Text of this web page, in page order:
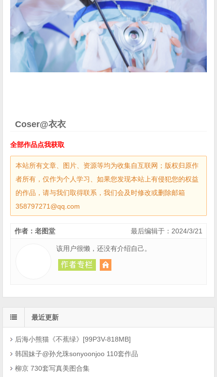
Coser@衣衣
全部作品点我获取
本站所有文章、图片、资源等均为收集自互联网；版权归原作
者所有，仅作为个人学习、如果您发现本站上有侵犯您的权益
的作品，请与我们取得联系，我们会及时修改或删除邮箱
358797271@qq.com
最后编辑于：2024/3/21
作者：老图堂
该用户很懒，还没有介绍自己。
最近更新
后海小熊猫《不蕉绿》[99P3V-818MB]
韩国妹子@孙允珠sonyoonjoo 110套作品
柳京 730套写真美图合集